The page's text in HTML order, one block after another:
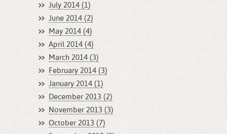
July 2014 (1)
June 2014 (2)
May 2014 (4)
April 2014 (4)
March 2014 (3)
February 2014 (3)
January 2014 (1)
December 2013 (2)
November 2013 (3)
October 2013 (7)